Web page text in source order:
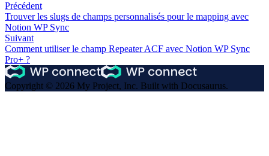
Précédent
Trouver les slugs de champs personnalisés pour le mapping avec
Notion WP Sync
Suivant
Comment utiliser le champ Repeater ACF avec Notion WP Sync
Pro+ ?
Copyright © 2026 My Project, Inc. Built with Docusaurus.